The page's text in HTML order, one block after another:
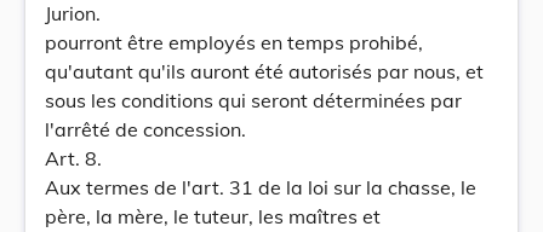
Jurion.
pourront être employés en temps prohibé,
qu'autant qu'ils auront été autorisés par nous, et
sous les conditions qui seront déterminées par
l'arrêté de concession.
Art. 8.
Aux termes de l'art. 31 de la loi sur la chasse, le
père, la mère, le tuteur, les maîtres et